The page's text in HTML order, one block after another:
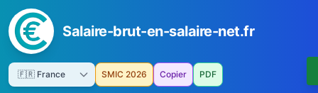
Salaire-brut-en-salaire-net.fr
SMIC 2026 Copier PDF